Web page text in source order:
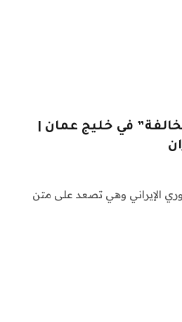
في خليج عمان |
الإيراني وهي تصعد على متن